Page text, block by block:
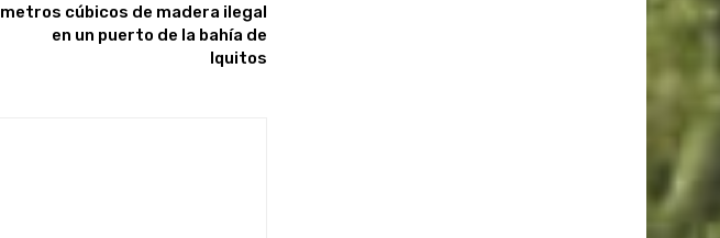
metros cúbicos de madera ilegal
en un puerto de la bahía de
Iquitos